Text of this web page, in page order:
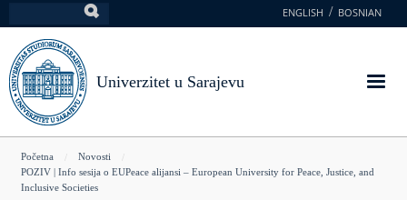
na
glavni
sadržaj
ENGLISH BOSNIAN
Univerzitet u Sarajevu
You
are
Početna
Novosti
POZIV | Info sesija o EUPeace alijansi – European University for Peace, Justice, and
Inclusive Societies